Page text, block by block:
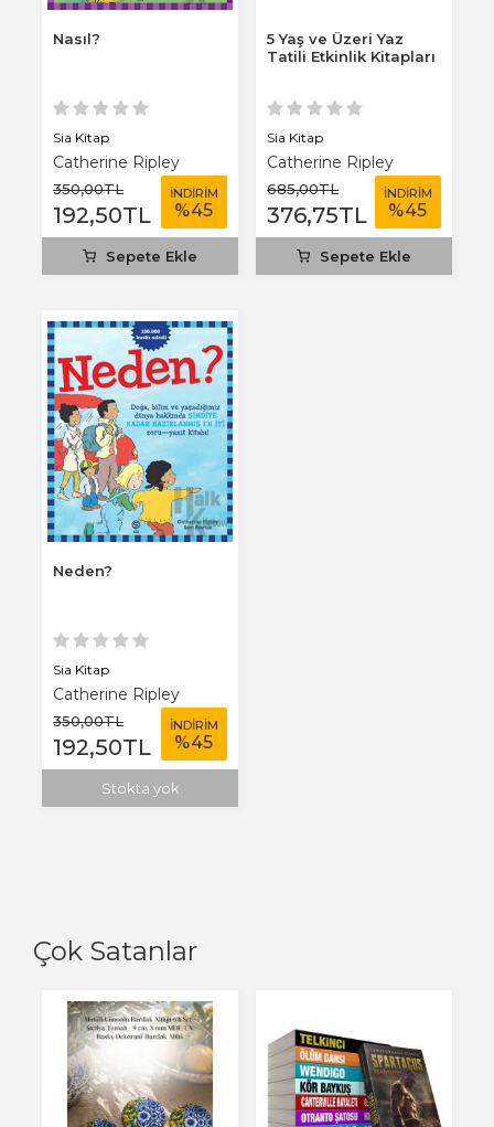
Çok Satanlar
Nasıl?
Sia Kitap
Catherine Ripley
350,00TL
192,50TL
İNDİRİM
%45
Sepete Ekle
5 Yaş ve Üzeri Yaz
Tatili Etkinlik Kitapları
Sia Kitap
Catherine Ripley
685,00TL
376,75TL
İNDİRİM
%45
Sepete Ekle
Neden?
Sia Kitap
Catherine Ripley
350,00TL
192,50TL
İNDİRİM
%45
Stokta yok